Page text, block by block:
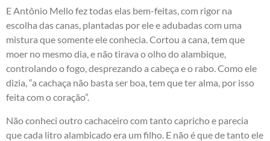
E Antônio Mello fez todas elas bem-feitas, com rigor na
escolha das canas, plantadas por ele e adubadas com uma
mistura que somente ele conhecia. Cortou a cana, tem que
moer no mesmo dia, e não tirava o olho do alambique,
controlando o fogo, desprezando a cabeça e o rabo. Como ele
dizia, “a cachaça não basta ser boa, tem que ter alma, por isso
feita com o coração”.
Não conheci outro cachaceiro com tanto capricho e parecia
que cada litro alambicado era um filho. E não é que de tanto ele